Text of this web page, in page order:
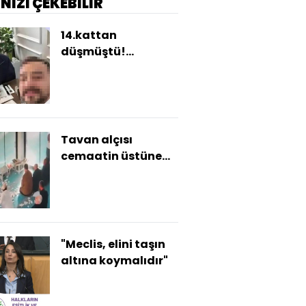
14.kattan
düşmüştü!
Tavan alçısı
cemaatin üstüne
"Meclis, elini taşın
altına koymalıdır"